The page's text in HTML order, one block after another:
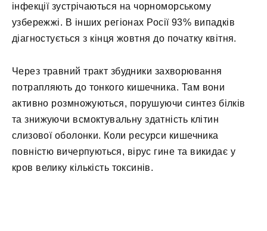
інфекції зустрічаються на чорноморському
узбережжі. В інших регіонах Росії 93% випадків
діагностується з кінця жовтня до початку квітня.
Через травний тракт збудники захворювання
потрапляють до тонкого кишечника. Там вони
активно розмножуються, порушуючи синтез білків
та знижуючи всмоктувальну здатність клітин
слизової оболонки. Коли ресурси кишечника
повністю вичерпуються, вірус гине та викидає у
кров велику кількість токсинів.